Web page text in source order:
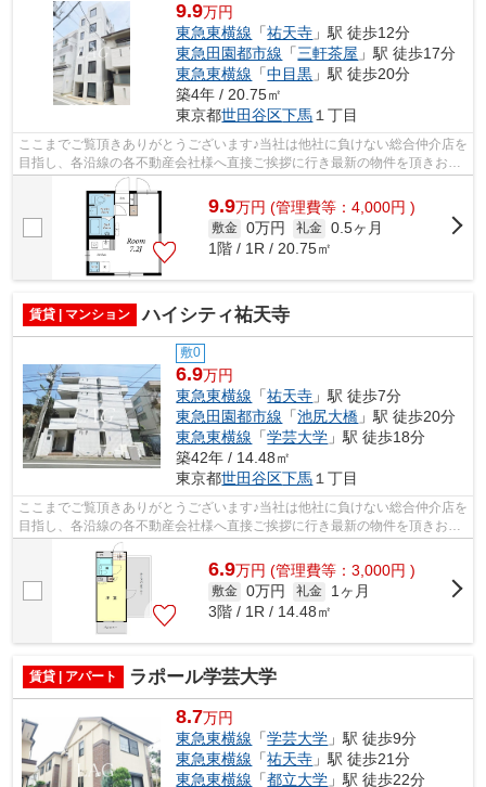
9.9万円
東急東横線 「祐天寺 」駅 徒歩12分
東急田園都市線 「三軒茶屋 」駅 徒歩17分
東急東横線 「中目黒 」駅 徒歩20分
築4年 / 20.75㎡
東京都世田谷区下馬 １丁目
ここまでご覧頂きありがとうございます♪当社は他社に負けない総合仲介店を
目指し、各沿線の各不動産会社様へ直接ご挨拶に行き最新の物件を頂きお客
様へ提供しております！最新の情報は...
9.9万円 (管理費等：4,000円 )
敷金 0万円 礼金 0.5ヶ月
1階 / 1R / 20.75㎡
賃貸 | マンション ハイシティ祐天寺
敷0
6.9万円
東急東横線 「祐天寺 」駅 徒歩7分
東急田園都市線 「池尻大橋 」駅 徒歩20分
東急東横線 「学芸大学 」駅 徒歩18分
築42年 / 14.48㎡
東京都世田谷区下馬 １丁目
ここまでご覧頂きありがとうございます♪当社は他社に負けない総合仲介店を
目指し、各沿線の各不動産会社様へ直接ご挨拶に行き最新の物件を頂きお客
様へ提供しております！最新の情報は...
6.9万円 (管理費等：3,000円 )
敷金 0万円 礼金
1ヶ月
3階 / 1R / 14.48㎡
賃貸 | アパート ラポール学芸大学
8.7万円
東急東横線 「学芸大学 」駅 徒歩9分
東急東横線 「祐天寺 」駅 徒歩21分
東急東横線 「都立大学 」駅 徒歩22分